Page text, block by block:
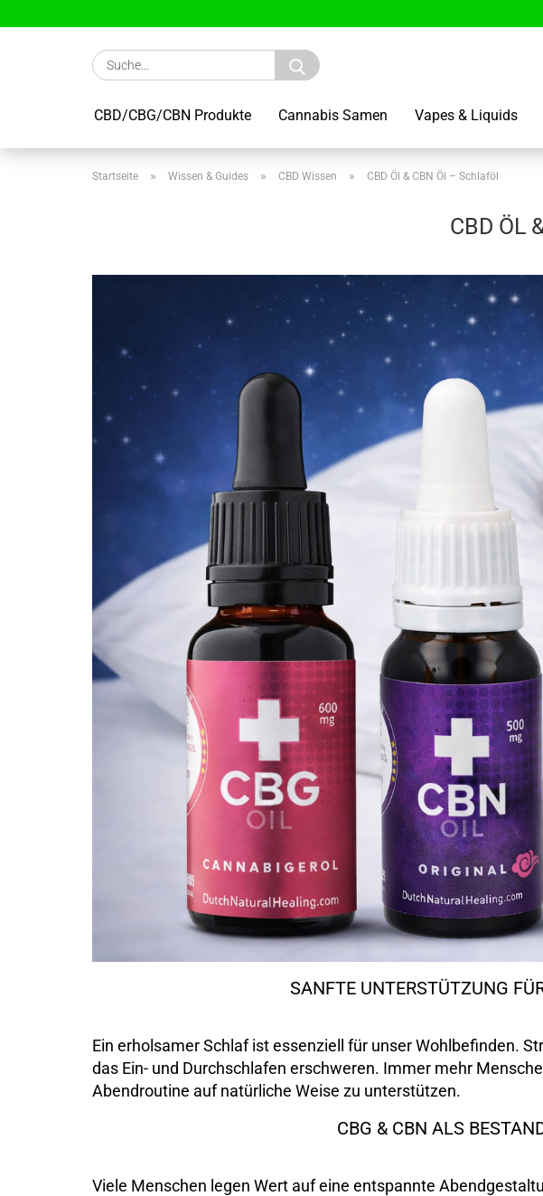
Suche...
CBD/CBG/CBN Produkte Cannabis Samen Vapes & Liquids
Startseite » Wissen & Guides » CBD Wissen » CBD Öl & CBN Öl – Schlaföl
CBD ÖL
SANFTE UNTERSTÜTZUNG
Ein erholsamer Schlaf ist essenziell für unser Wohlbefinden.
das Ein- und Durchschlafen erschweren. Immer mehr
Abendroutine auf natürliche Weise zu unterstützen.
CBG & CBN ALS
Viele Menschen legen Wert auf eine entspannte